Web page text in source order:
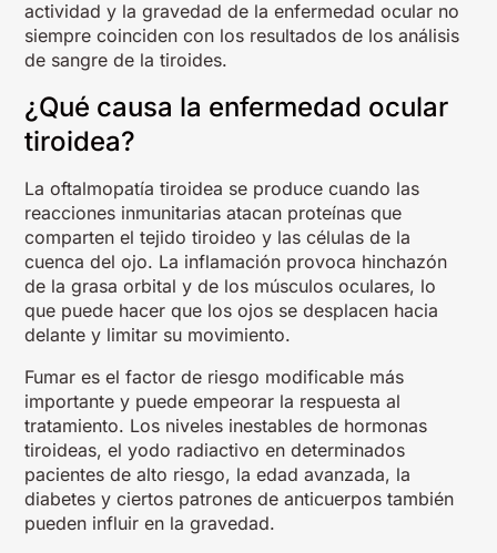
actividad y la gravedad de la enfermedad ocular no
siempre coinciden con los resultados de los análisis
de sangre de la tiroides.
¿Qué causa la enfermedad ocular
tiroidea?
La oftalmopatía tiroidea se produce cuando las
reacciones inmunitarias atacan proteínas que
comparten el tejido tiroideo y las células de la
cuenca del ojo. La inflamación provoca hinchazón
de la grasa orbital y de los músculos oculares, lo
que puede hacer que los ojos se desplacen hacia
delante y limitar su movimiento.
Fumar es el factor de riesgo modificable más
importante y puede empeorar la respuesta al
tratamiento. Los niveles inestables de hormonas
tiroideas, el yodo radiactivo en determinados
pacientes de alto riesgo, la edad avanzada, la
diabetes y ciertos patrones de anticuerpos también
pueden influir en la gravedad.